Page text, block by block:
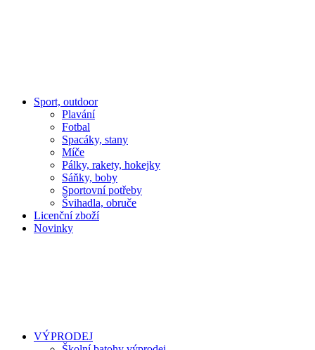
Sport, outdoor
Plavání
Fotbal
Spacáky, stany
Míče
Pálky, rakety, hokejky
Sáňky, boby
Sportovní potřeby
Švihadla, obruče
Licenční zboží
Novinky
VÝPRODEJ